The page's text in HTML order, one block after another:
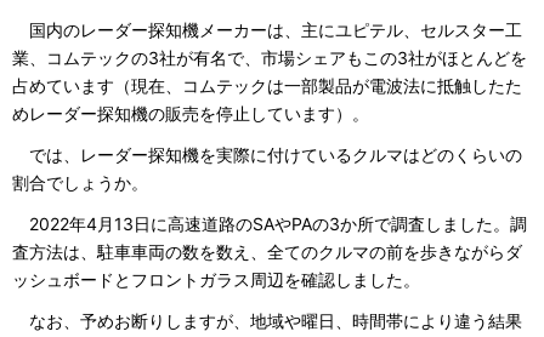
国内のレーダー探知機メーカーは、主にユピテル、セルスター工
業、コムテックの3社が有名で、市場シェアもこの3社がほとんどを
占めています（現在、コムテックは一部製品が電波法に抵触したた
めレーダー探知機の販売を停止しています）。
では、レーダー探知機を実際に付けているクルマはどのくらいの
割合でしょうか。
2022年4月13日に高速道路のSAやPAの3か所で調査しました。調
査方法は、駐車車両の数を数え、全てのクルマの前を歩きながらダ
ッシュボードとフロントガラス周辺を確認しました。
なお、予めお断りしますが、地域や曜日、時間帯により違う結果